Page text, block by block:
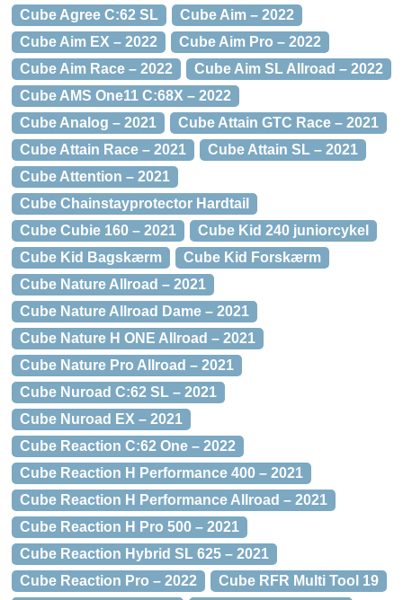
Cube Agree C:62 SL
Cube Aim – 2022
Cube Aim EX – 2022
Cube Aim Pro – 2022
Cube Aim Race – 2022
Cube Aim SL Allroad – 2022
Cube AMS One11 C:68X – 2022
Cube Analog – 2021
Cube Attain GTC Race – 2021
Cube Attain Race – 2021
Cube Attain SL – 2021
Cube Attention – 2021
Cube Chainstayprotector Hardtail
Cube Cubie 160 – 2021
Cube Kid 240 juniorcykel
Cube Kid Bagskærm
Cube Kid Forskærm
Cube Nature Allroad – 2021
Cube Nature Allroad Dame – 2021
Cube Nature H ONE Allroad – 2021
Cube Nature Pro Allroad – 2021
Cube Nuroad C:62 SL – 2021
Cube Nuroad EX – 2021
Cube Reaction C:62 One – 2022
Cube Reaction H Performance 400 – 2021
Cube Reaction H Performance Allroad – 2021
Cube Reaction H Pro 500 – 2021
Cube Reaction Hybrid SL 625 – 2021
Cube Reaction Pro – 2022
Cube RFR Multi Tool 19